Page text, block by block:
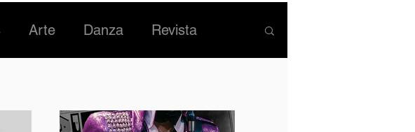
Arte Danza Revista